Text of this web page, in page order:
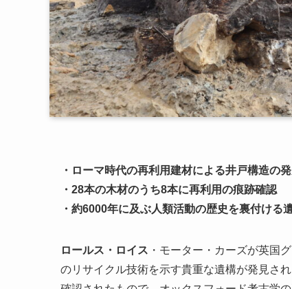
・ローマ時代の再利用建材による井戸構造の
・28本の木材のうち8本に再利用の痕跡確認
・約6000年に及ぶ人類活動の歴史を裏付ける
ロールス・ロイス ・モーター・カーズが英国
のリサイクル技術を示す貴重な遺構が発見さ